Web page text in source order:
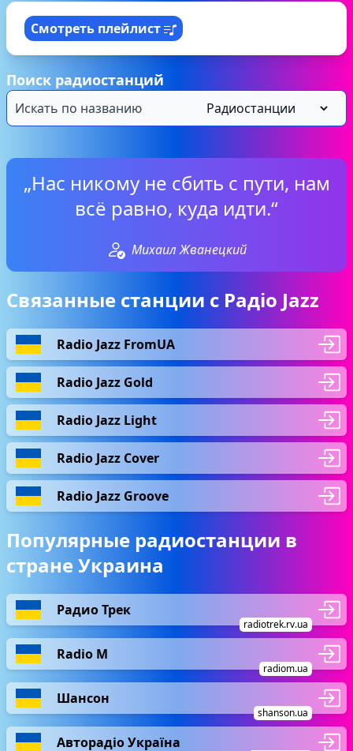
Смотреть плейлист
Поиск радиостанций
„Нас никому не сбить с пути, нам
всё равно, куда идти.“
Михаил Жванецкий
Связанные станции с Радіо Jazz
Radio Jazz FromUA
Radio Jazz Gold
Radio Jazz Light
Radio Jazz Cover
Radio Jazz Groove
Популярные радиостанции в
стране Украина
Радио Трек
radiotrek.rv.ua
Radio М
radiom.ua
Шансон
shanson.ua
Авторадіо Україна